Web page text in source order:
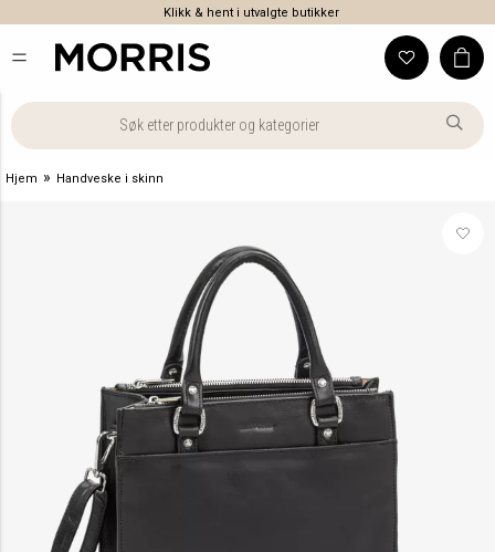
Klikk & hent i utvalgte butikker
Hjem » Handveske i skinn